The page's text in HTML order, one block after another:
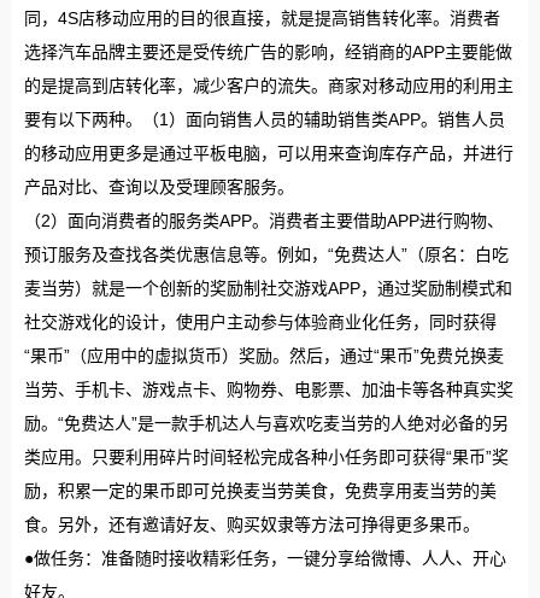
同，4S店移动应用的目的很直接，就是提高销售转化率。消费者
选择汽车品牌主要还是受传统广告的影响，经销商的APP主要能做
的是提高到店转化率，减少客户的流失。商家对移动应用的利用主
要有以下两种。（1）面向销售人员的辅助销售类APP。销售人员
的移动应用更多是通过平板电脑，可以用来查询库存产品，并进行
产品对比、查询以及受理顾客服务。
（2）面向消费者的服务类APP。消费者主要借助APP进行购物、
预订服务及查找各类优惠信息等。例如，“免费达人”（原名：白吃
麦当劳）就是一个创新的奖励制社交游戏APP，通过奖励制模式和
社交游戏化的设计，使用户主动参与体验商业化任务，同时获得
“果币”（应用中的虚拟货币）奖励。然后，通过“果币”免费兑换麦
当劳、手机卡、游戏点卡、购物券、电影票、加油卡等各种真实奖
励。“免费达人”是一款手机达人与喜欢吃麦当劳的人绝对必备的另
类应用。只要利用碎片时间轻松完成各种小任务即可获得“果币”奖
励，积累一定的果币即可兑换麦当劳美食，免费享用麦当劳的美
食。另外，还有邀请好友、购买奴隶等方法可挣得更多果币。
●做任务：准备随时接收精彩任务，一键分享给微博、人人、开心
好友。